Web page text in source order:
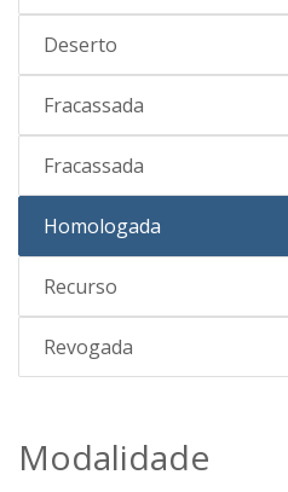
Deserto
Fracassada
Fracassada
Homologada
Recurso
Revogada
Modalidade